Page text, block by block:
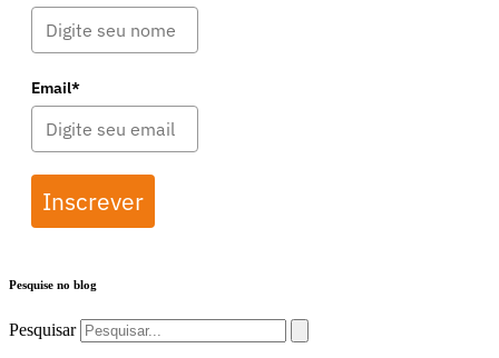
Email*
Inscrever
Pesquise no blog
Pesquisar